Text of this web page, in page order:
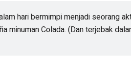
hari bermimpi menjadi seorang
minuman Colada. (Dan terjebak